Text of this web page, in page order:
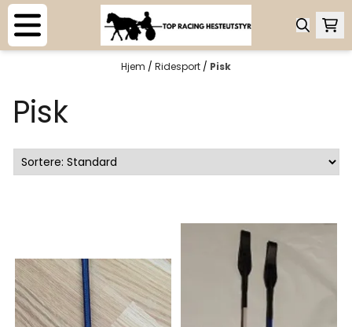
Hopp til innhold
Hjem / Ridesport / Pisk
Pisk